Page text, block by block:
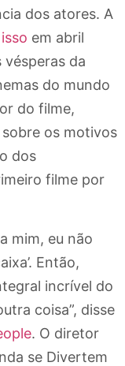
dos atores. A
em abril
da
do mundo
do filme,
os motivos
dos
filme por
mim, eu não
Então,
incrível do
coisa”, disse
. O diretor
se Divertem